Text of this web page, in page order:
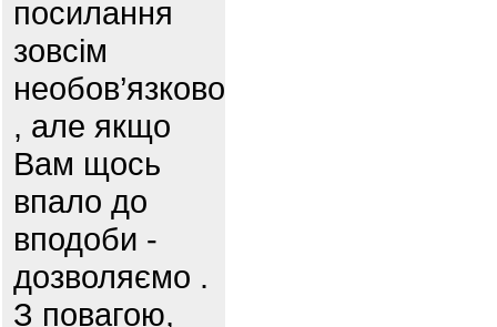
посилання
зовсім
необов’язково
, але якщо
Вам щось
впало до
вподоби -
дозволяємо .
З повагою,